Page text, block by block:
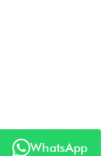
WhatsApp